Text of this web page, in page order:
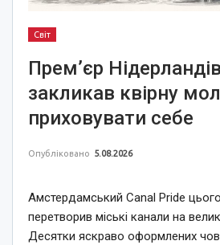
Світ
Прем’єр
закликав квірну
приховувати себе
Опубліковано 5.08.2026
Амстердамський Canal Pride
перетворив міські канали на
Десятки яскраво оформлених